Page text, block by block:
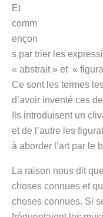
Et
comm
ençon
s par trier les
« abstrait » et «
Ce sont les termes
d’avoir inventé ces
Ils introduisent un
et de l’autre les
à aborder l’art par le
La raison nous dit
choses connues et
choses connues. Si